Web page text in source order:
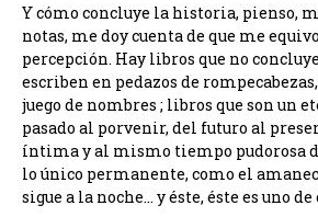
Y cómo concluye la historia, pienso,
notas, me doy cuenta de que me
percepción. Hay libros que no
escriben en pedazos de
juego de nombres ; libros que son un
pasado al porvenir, del futuro al
íntima y al mismo tiempo pudorosa
lo único permanente, como el
sigue a la noche… y éste, éste es uno